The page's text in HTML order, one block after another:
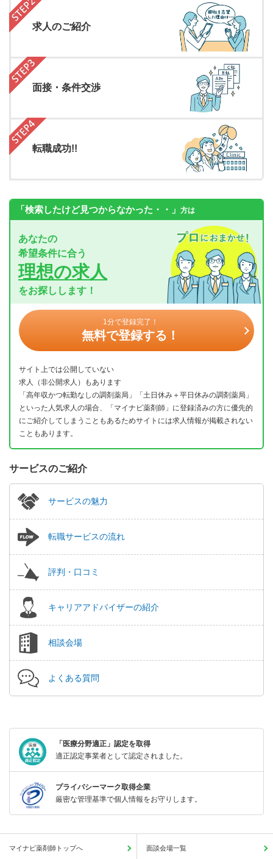
求人のご紹介
面接・条件交渉
転職成功!!
「検索したけど見つからなかった・・」 方は
あなたの
希望条件に合う
理想の求人
をお探しします！
1分で登録完了！
無料で登録する！
サイト上では公開していない
求人（非公開求人）もあります
「高年収かつ転勤なしの調剤薬局」「土日休み＋平日休みの調剤薬局」
といった人気求人の場合、「マイナビ薬剤師」に登録済みの方に優先的
にご紹介してしまうこともあるためサイトには求人情報が掲載されない
こともあります。
サービスのご紹介
サービスの魅力
転職サービスの流れ
評判・口コミ
キャリアアドバイザーの紹介
相談会場
よくある質問
「医療分野適正」認定を取得
適正認定事業者として認定されました。
プライバシーマーク取得企業
厳密な管理基準で個人情報をお守りします。
マイナビ薬剤師トップへ 面談会場一覧